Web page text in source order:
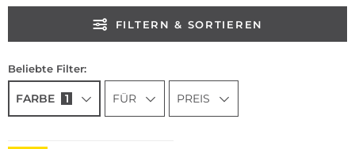
FILTERN & SORTIEREN
Beliebte Filter:
FARBE 1 FÜR PREIS